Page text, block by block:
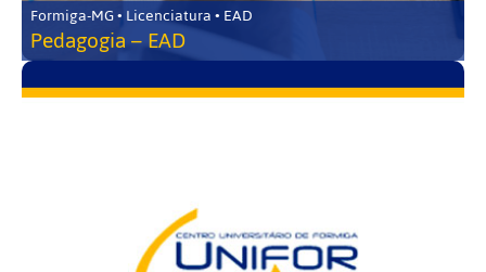
Formiga-MG • Licenciatura • EAD
Pedagogia – EAD